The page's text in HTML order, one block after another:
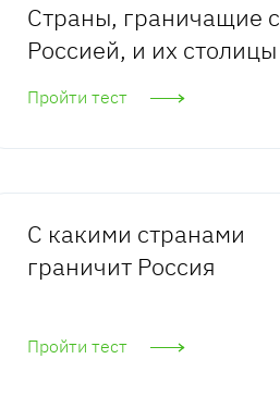
Страны, граничащие с
Россией, и их столицы
Пройти тест
С какими странами
граничит Россия
Пройти тест